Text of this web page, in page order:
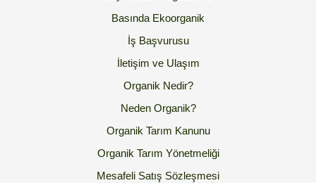
Basında Ekoorganik
İş Başvurusu
İletişim ve Ulaşım
Organik Nedir?
Neden Organik?
Organik Tarım Kanunu
Organik Tarım Yönetmeliği
Mesafeli Satış Sözleşmesi